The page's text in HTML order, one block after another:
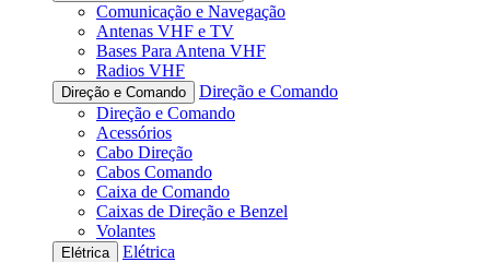
Comunicação e Navegação
Antenas VHF e TV
Bases Para Antena VHF
Radios VHF
Direção e Comando
Direção e Comando
Direção e Comando
Acessórios
Cabo Direção
Cabos Comando
Caixa de Comando
Caixas de Direção e Benzel
Volantes
Elétrica
Elétrica